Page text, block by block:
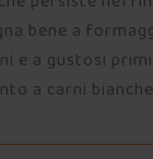
bene a
e a gustosi
a carni